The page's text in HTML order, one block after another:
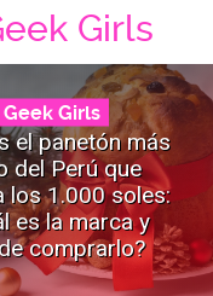
Girls
Geek Girls
el panetón más
del Perú que
los 1.000 soles:
es la marca y
comprarlo?